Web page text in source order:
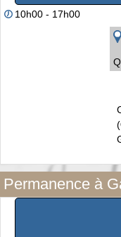
10h00 - 17h00
Permanence à